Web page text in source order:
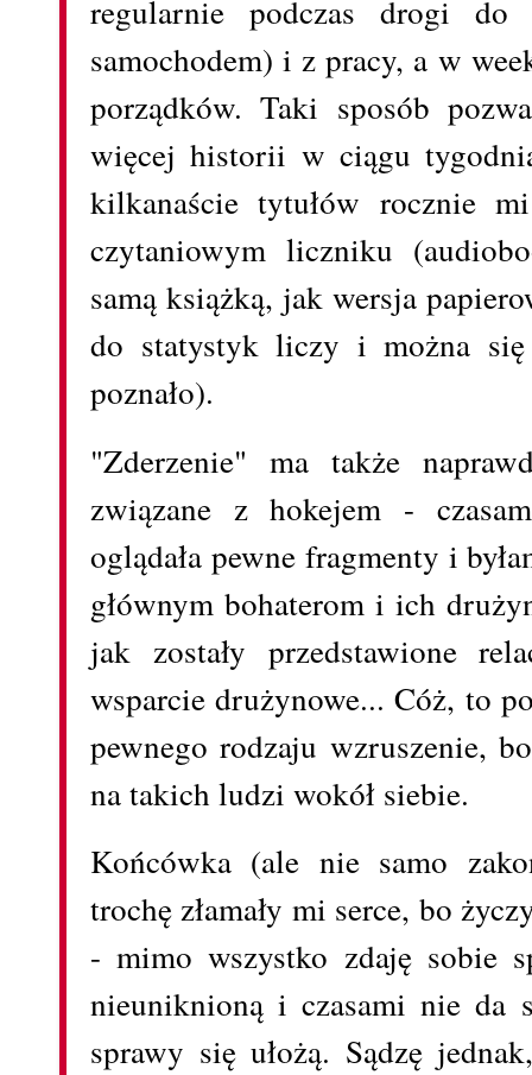
regularnie podczas drogi do
samochodem) i z pracy, a w
porządków. Taki sposób
więcej historii w ciągu
kilkanaście tytułów rocznie
czytaniowym liczniku
samą książką, jak wersja
do statystyk liczy i można
poznało).
"Zderzenie" ma także
związane z hokejem -
oglądała pewne fragmenty i
głównym bohaterom i ich
jak zostały przedstawione
wsparcie drużynowe... Cóż, to
pewnego rodzaju wzruszenie,
na takich ludzi wokół siebie.
Końcówka (ale nie samo
trochę złamały mi serce, bo
- mimo wszystko zdaję sobie
nieuniknioną i czasami nie da
sprawy się ułożą. Sądzę